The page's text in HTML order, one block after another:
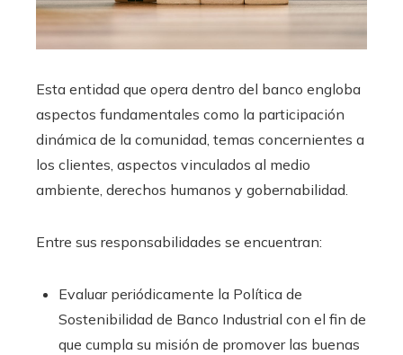
Esta entidad que opera dentro del banco engloba
aspectos fundamentales como la participación
dinámica de la comunidad, temas concernientes a
los clientes, aspectos vinculados al medio
ambiente, derechos humanos y gobernabilidad.
Entre sus responsabilidades se encuentran:
Evaluar periódicamente la Política de
Sostenibilidad de Banco Industrial con el fin de
que cumpla su misión de promover las buenas